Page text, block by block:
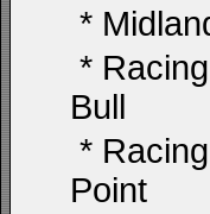
*
* Racing
Bull
* Racing
Point